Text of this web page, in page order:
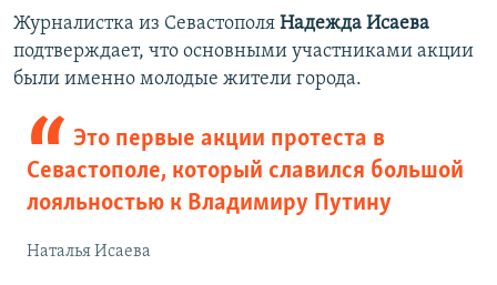
Журналистка из Севастополя Надежда Исаева
подтверждает, что основными участниками акции
были именно молодые жители города.
Это первые акции протеста в
Севастополе, который славился большой
лояльностью к Владимиру Путину
Наталья Исаева